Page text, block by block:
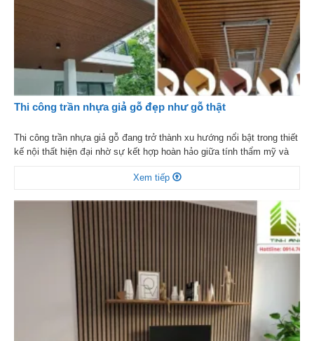
Thi công trần nhựa giả gỗ đẹp như gỗ thật
Thi công trần nhựa giả gỗ đang trở thành xu hướng nổi bật trong thiết
kế nội thất hiện đại nhờ sự kết hợp hoàn hảo giữa tính thẩm mỹ và
nhiên, vật liệu này còn khắc phục hiệu quả […]
Xem tiếp